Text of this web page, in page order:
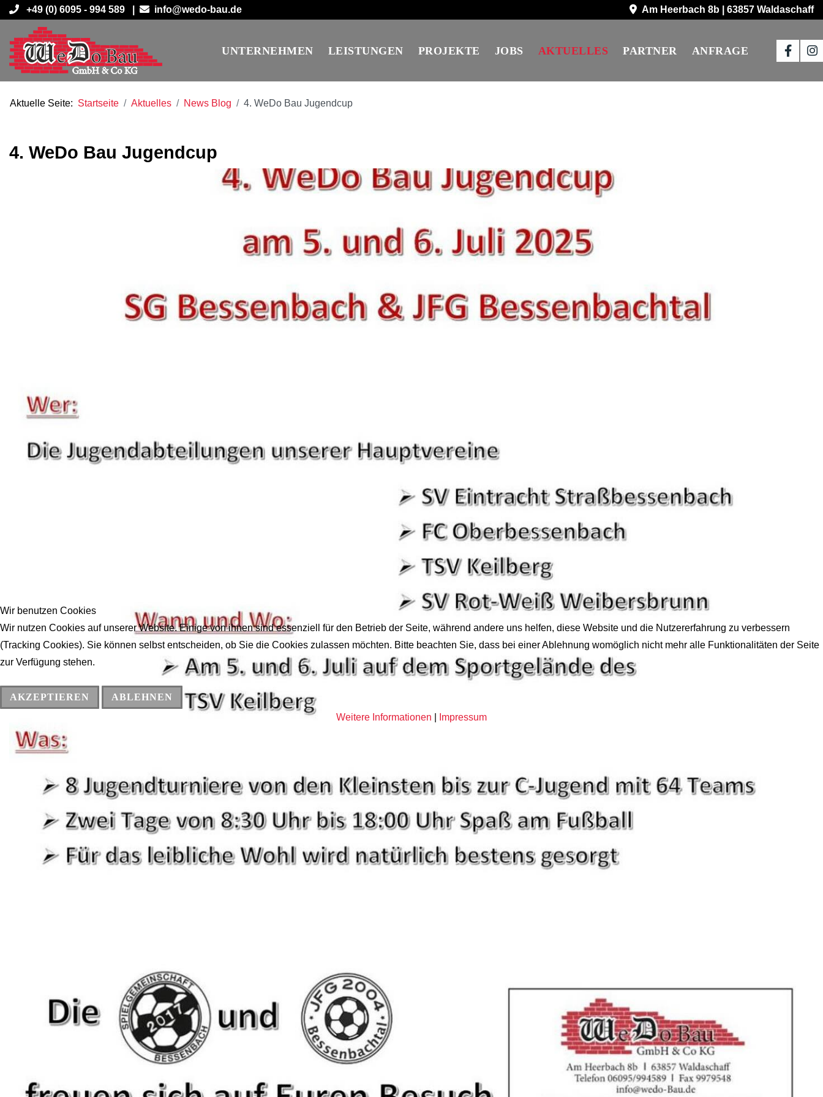
+49 (0) 6095 - 994 589 | info@wedo-bau.de Am Heerbach 8b | 63857 Waldaschaff
UNTERNEHMEN LEISTUNGEN PROJEKTE JOBS AKTUELLES PARTNER ANFRAGE
Aktuelle Seite: Startseite Aktuelles News Blog 4. WeDo Bau Jugendcup
4. WeDo Bau Jugendcup
Wir benutzen Cookies
Wir nutzen Cookies auf unserer Website. Einige von ihnen sind essenziell für den Betrieb der Seite, während andere uns helfen, diese Website und die Nutzererfahrung zu verbessern
(Tracking Cookies). Sie können selbst entscheiden, ob Sie die Cookies zulassen möchten. Bitte beachten Sie, dass bei einer Ablehnung womöglich nicht mehr alle Funktionalitäten der Seite
zur Verfügung stehen.
AKZEPTIEREN
ABLEHNEN
Weitere Informationen
Impressum